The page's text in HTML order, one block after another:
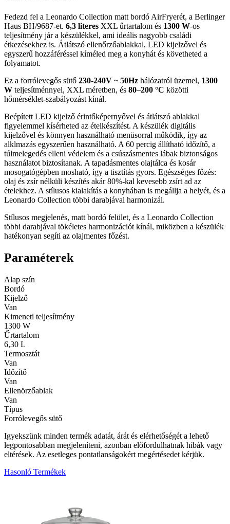
Fedezd fel a Leonardo Collection matt bordó AirFryerét, a Berlinger
Haus BH/9687-et. 6,3 literes XXL űrtartalom és 1300 W-os
teljesítmény jár a készülékkel, ami ideális nagyobb családi
étkezésekhez is. Átlátszó ellenőrzőablakkal, LED kijelzővel és
egyszerű hozzáféréssel kíméled meg a konyhát és követheted a
folyamatot.
Ez a forrólevegős sütő 230-240V ~ 50Hz hálózatról üzemel, 1300
W teljesítménnyel, XXL méretben, és 80–200 °C közötti
hőmérséklet-szabályozást kínál.
Beépített LED kijelző érintőképernyővel és átlátszó ablakkal
figyelemmel kísérheted az ételkészítést. A készülék digitális
kijelzővel és könnyen használható menüsorral működik, így az
alklmazás egyszerűen használható. A 60 percig állítható időzítő, a
túlmelegedés elleni védelem és a csúszásmentes lábak biztonságos
használatot biztosítanak. A tapadásmentes olajtálca és kosár
mosogatógépben mosható, így a tisztítás gyors. Egészséges főzés:
olaj és zsír nélküli készítés akár 80%-kal kevesebb zsírt ad az
ételekhez. A stílusos kialakítás a konyhában is megállja a helyét, és a
Leonardo Collection többi darabjával harmonizál.
Stílusos megjelenés, matt bordó felület, és a Leonardo Collection
többi darabjával tökéletes harmonizációt kínál, miközben a készülék
hatékonyan segíti az olajmentes főzést.
Paraméterek
Alap szín
Bordó
Kijelző
Van
Kimeneti teljesítmény
1300 W
Űrtartalom
6,30 L
Termosztát
Van
Időzítő
Van
Ellenörzőablak
Van
Típus
Forrólevegős sütő
Igyekszünk minden termék adatát, árát és elérhetőségét a lehető
legpontosabban megjeleníteni, azonban előfordulhatnak hibák vagy
eltérések. Az esetleges pontatlanságokért megértésedet kérjük.
Hasonló Termékek